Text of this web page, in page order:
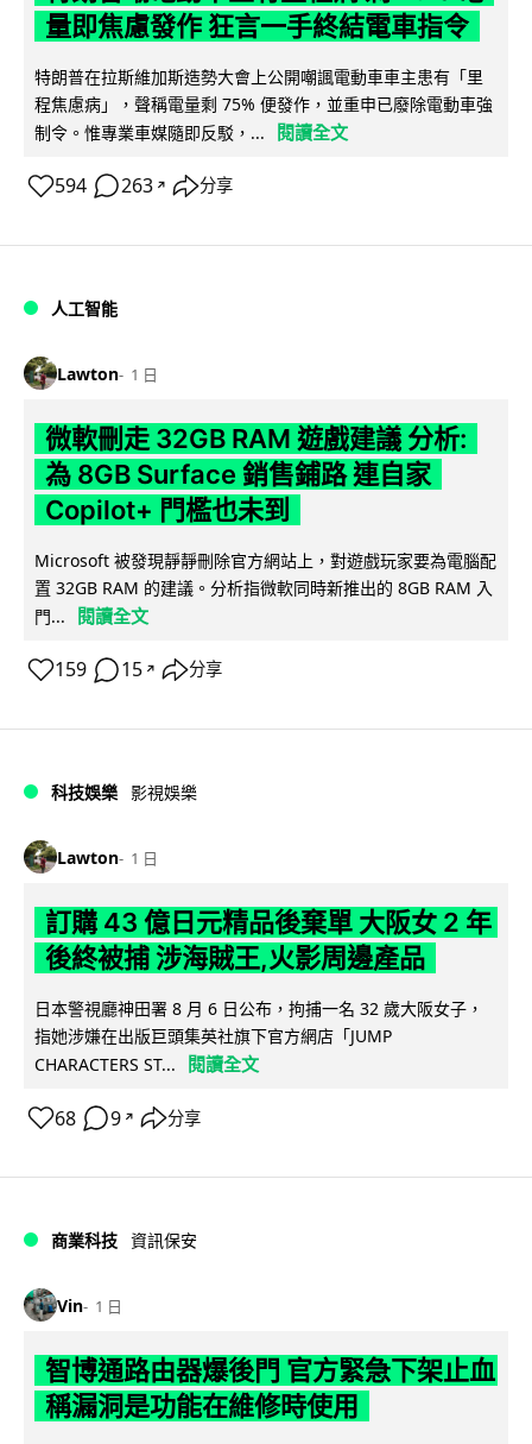
量即焦慮發作 狂言一手終結電車指令
特朗普在拉斯維加斯造勢大會上公開嘲諷電動車車主患有「里
程焦慮病」，聲稱電量剩 75% 便發作，並重申已廢除電動車強
制令。惟專業車媒隨即反駁，...
閱讀全文
594 263 ↗ 分享
人工智能
Lawton 1 日
微軟刪走 32GB RAM 遊戲建議 分析:
為 8GB Surface 銷售鋪路 連自家
Copilot+ 門檻也未到
Microsoft 被發現靜靜刪除官方網站上，對遊戲玩家要為電腦配
置 32GB RAM 的建議。分析指微軟同時新推出的 8GB RAM 入
門...
閱讀全文
159 15 ↗ 分享
科技娛樂 影視娛樂
Lawton 1 日
訂購 43 億日元精品後棄單 大阪女 2 年
後終被捕 涉海賊王,火影周邊產品
日本警視廳神田署 8 月 6 日公布，拘捕一名 32 歲大阪女子，
指她涉嫌在出版巨頭集英社旗下官方網店「JUMP
CHARACTERS ST...
閱讀全文
68 9 ↗ 分享
商業科技 資訊保安
Vin 1 日
智博通路由器爆後門 官方緊急下架止血
稱漏洞是功能在維修時使用